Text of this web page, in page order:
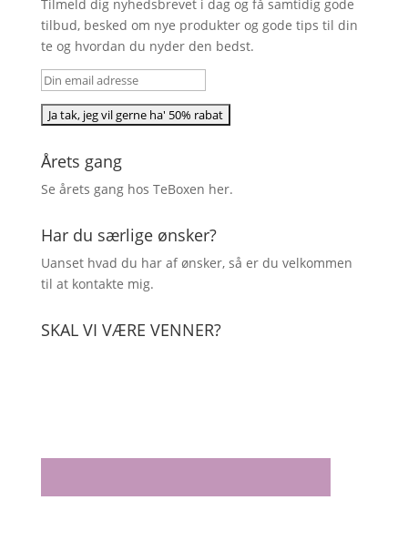
Tilmeld dig nyhedsbrevet i dag og få samtidig gode
tilbud, besked om nye produkter og gode tips til din
te og hvordan du nyder den bedst.
Årets gang
Se årets gang hos TeBoxen her.
Har du særlige ønsker?
Uanset hvad du har af ønsker, så er du velkommen
til at kontakte mig.
SKAL VI VÆRE VENNER?